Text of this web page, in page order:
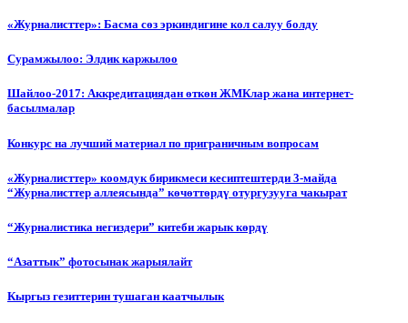
«Журналисттер»: Басма сөз эркиндигине кол салуу болду
Сурамжылоо: Элдик каржылоо
Шайлоо-2017: Аккредитациядан өткөн ЖМКлар жана интернет-
басылмалар
Конкурс на лучший материал по приграничным вопросам
«Журналисттер» коомдук бирикмеси кесиптештерди 3-майда
“Журналисттер аллеясында” көчөттөрдү отургузууга чакырат
“Журналистика негиздери” китеби жарык көрдү
“Азаттык” фотосынак жарыялайт
Кыргыз гезиттерин тушаган каатчылык